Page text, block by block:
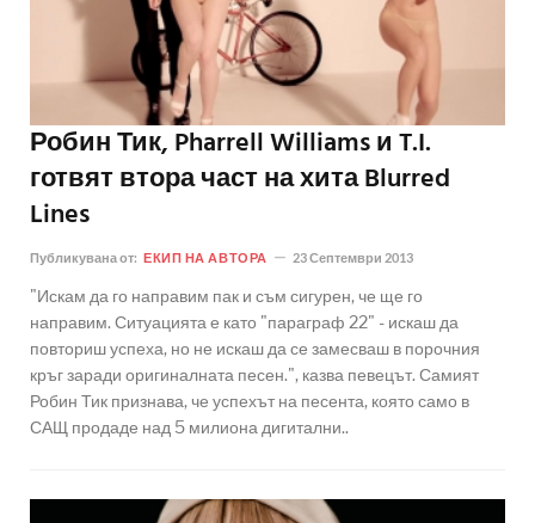
Робин Тик, Pharrell Williams и T.I.
готвят втора част на хита Blurred
Lines
Публикувана от: ЕКИП НА АВТОРА 23 Септември 2013
"Искам да го направим пак и съм сигурен, че ще го
направим. Ситуацията е като "параграф 22" - искаш да
повториш успеха, но не искаш да се замесваш в порочния
кръг заради оригиналната песен.", казва певецът. Самият
Робин Тик признава, че успехът на песента, която само в
САЩ продаде над 5 милиона дигитални..